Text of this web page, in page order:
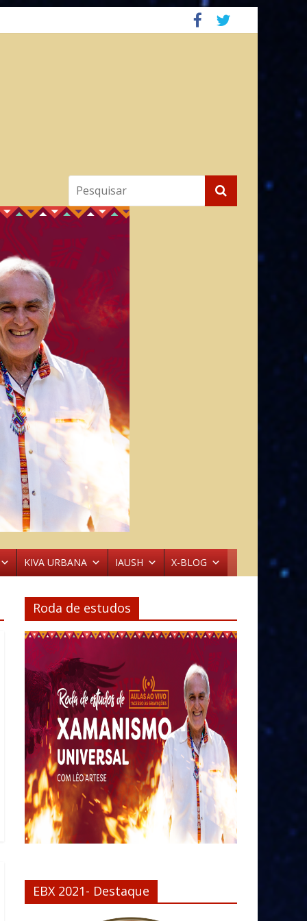
KIVA URBANA IAUSH X-BLOG
Roda de estudos
EBX 2021- Destaque